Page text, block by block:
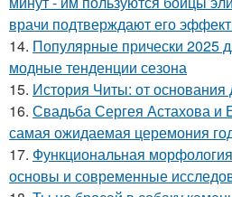
врачи подтверждают его
14. Популярные прически 2025
модные тенденции сезона
15. История Читы: от основания
16. Свадьба Сергея Астахова и
самая ожидаемая церемония
17. Функциональная
основы и современные